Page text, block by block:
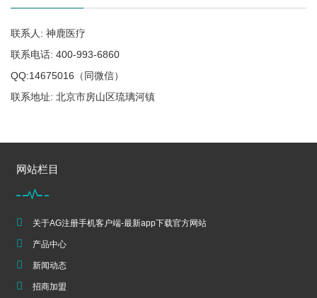
联系人: 神鹿医疗
联系电话: 400-993-6860
QQ:14675016（同微信）
联系地址: 北京市房山区琉璃河镇
网站栏目
关于AG注册手机客户端-最新app下载官方网站
产品中心
新闻动态
招商加盟